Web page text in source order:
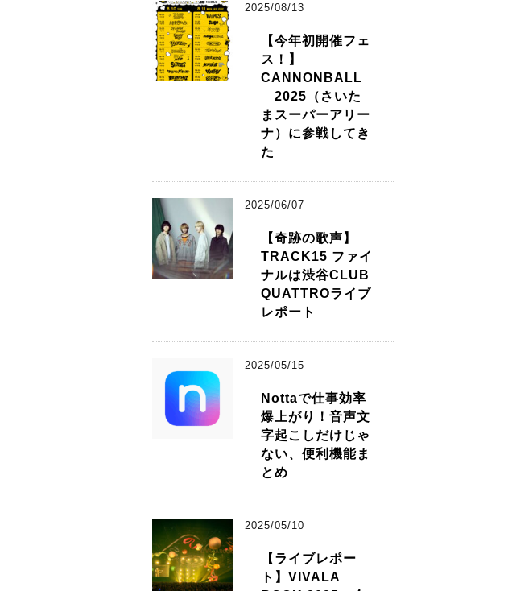
2025/08/13
【今年初開催フェ
ス！】
CANNONBALL
2025（さいた
まスーパーアリー
ナ）に参戦してき
た
2025/06/07
【奇跡の歌声】
TRACK15 ファイ
ナルは渋谷CLUB
QUATTROライブ
レポート
2025/05/15
Nottaで仕事効率
爆上がり！音声文
字起こしだけじゃ
ない、便利機能ま
とめ
2025/05/10
【ライブレポー
ト】VIVALA